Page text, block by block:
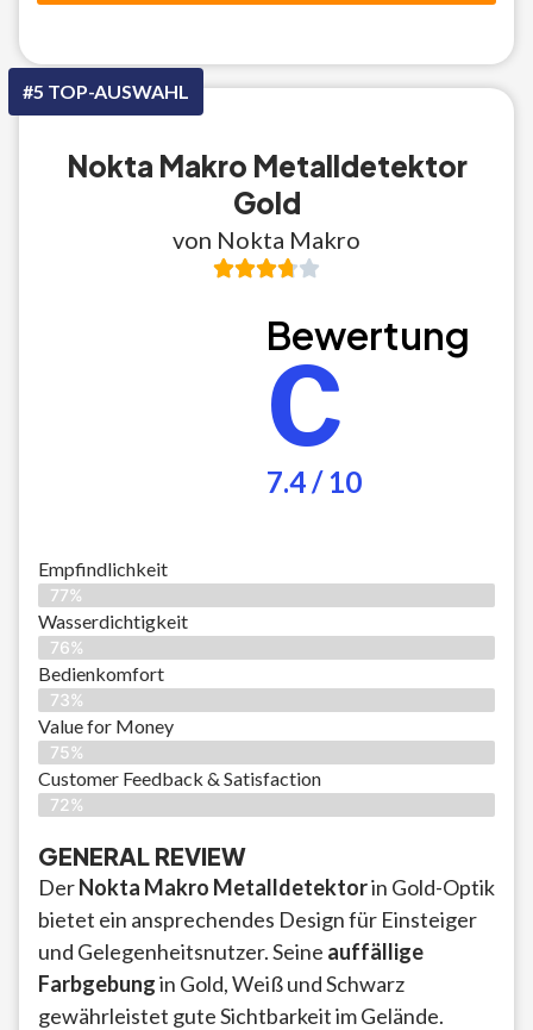
#5 TOP-AUSWAHL
Nokta Makro Metalldetektor
Gold
von Nokta Makro
Bewertung
C
7.4 / 10
Empfindlichkeit
77%
Wasserdichtigkeit
76%
Bedienkomfort
73%
Value for Money
75%
Customer Feedback & Satisfaction​
72%
GENERAL REVIEW
DerNokta Makro Metalldetektorin Gold-Optik
bietet ein ansprechendes Design für Einsteiger
und Gelegenheitsnutzer. Seine auffällige
Farbgebungin Gold, Weiß und Schwarz
gewährleistet gute Sichtbarkeit im Gelände.